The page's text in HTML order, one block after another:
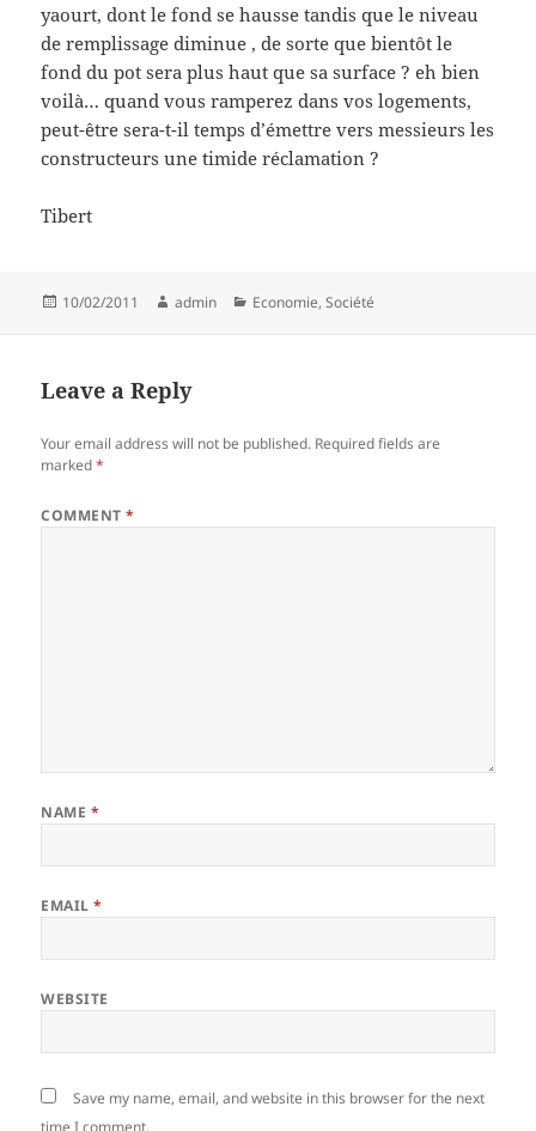
yaourt, dont le fond se hausse tandis que le niveau
de remplissage diminue , de sorte que bientôt le
fond du pot sera plus haut que sa surface ? eh bien
voilà… quand vous ramperez dans vos logements,
peut-être sera-t-il temps d’émettre vers messieurs les
constructeurs une timide réclamation ?
Tibert
Posted
10/02/2011 Author
admin Categories
Economie,Société
Leave a Reply
Your email address will not be published. Required fields are
marked*
COMMENT*
NAME *
EMAIL*
WEBSITE
Save my name, email, and website in this browser for the next
time I comment.